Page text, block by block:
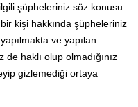
şüpheleriniz söz konusu
kişi hakkında şüpheleriniz
ve yapılan
haklı olup olmadığınız
gizlemediği ortaya